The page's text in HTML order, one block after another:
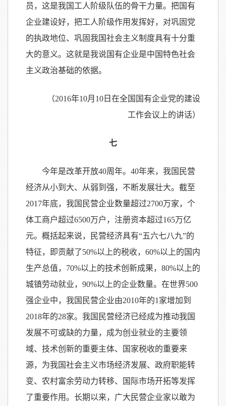
员，这是我国工人阶级队伍的骨干力量。把国有
企业建设好，把工人阶级作用发挥好，对巩固党
的执政地位、巩固我国社会主义制度具有十分重
大的意义。这就是我说国有企业是中国特色社会
主义政治基础的依据。
（2016年10月10日在全国国有企业党的建设
工作会议上的讲话）
七
今年是改革开放40周年。40年来，我国民营
经济从小到大、从弱到强，不断发展壮大。截至
2017年底，我国民营企业数量超过2700万家，个
体工商户超过6500万户，注册资本超过165万亿
元。概括起来说，民营经济具有“五六七八九”的
特征，即贡献了50%以上的税收，60%以上的国内
生产总值，70%以上的技术创新成果，80%以上的
城镇劳动就业，90%以上的企业数量。在世界500
强企业中，我国民营企业由2010年的1家增加到
2018年的28家。我国民营经济已经成为推动我国
发展不可或缺的力量，成为创业就业的主要领
域、技术创新的重要主体、国家税收的重要来
源，为我国社会主义市场经济发展、政府职能转
变、农村富余劳动力转移、国际市场开拓等发挥
了重要作用。长期以来，广大民营企业家以敢为